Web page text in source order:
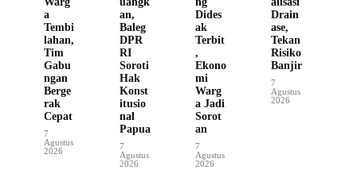
a
Tembi
lahan,
Tim
Gabu
ngan
Berge
rak
Cepat
7
Agustus
2026
an,
Baleg
DPR
RI
Soroti
Hak
Konst
itusio
nal
Papua
7
Agustus
2026
Dides
ak
Terbit
,
Ekono
mi
Warg
a Jadi
Sorot
an
7
Agustus
2026
Drain
ase,
Tekan
Risiko
Banjir
7
Agustus
2026